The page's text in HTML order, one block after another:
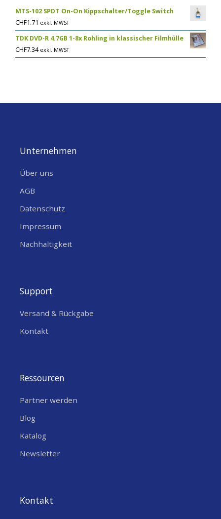
MTS-102 SPDT On-On Kippschalter/Toggle Switch
CHF1.71 exkl. MWST
TDK DVD-R 4.7GB 1-8x Rohling in klassischer Filmhülle
CHF7.34 exkl. MWST
Unternehmen
Über uns
AGB
Datenschutz
Impressum
Nachhaltigkeit
Support
Versand & Rückgabe
Kontakt
Ressourcen
Partner werden
Blog
Katalog
Newsletter
Kontakt